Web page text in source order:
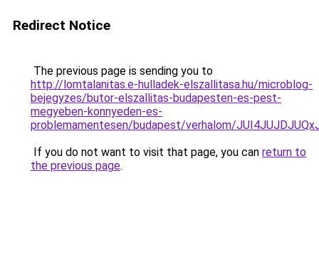
Redirect Notice
The previous page is sending you to
http://lomtalanitas.e-hulladek-elszallitasa.hu/microblog-
bejegyzes/butor-elszallitas-budapesten-es-pest-
megyeben-konnyeden-es-
problemamentesen/budapest/verhalom/
If you do not want to visit that page, you can return to
the previous page.